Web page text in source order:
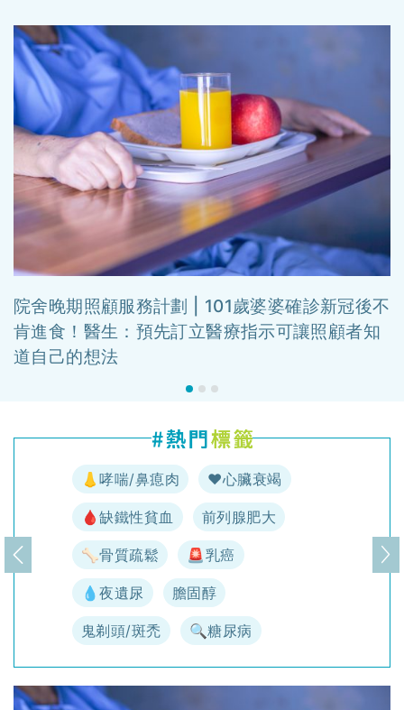
院舍晚期照顧服務計劃 | 101歲婆婆確診新冠後不
肯進食！醫生：預先訂立醫療指示可讓照顧者知
道自己的想法
👃哮喘/鼻瘜肉 ♥️心臟衰竭
🩸缺鐵性貧血 前列腺肥大
🦴骨質疏鬆 🚨乳癌
💧夜遺尿 膽固醇
鬼剃頭/斑禿 🔍糖尿病
上一頁 下